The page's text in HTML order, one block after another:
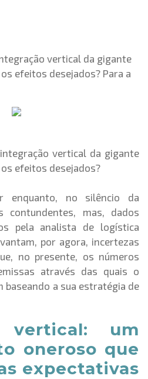
vertical da gigante
efeitos desejados? Para a
vertical da gigante
efeitos desejados?
enquanto, no silêncio da
contundentes, mas, dados
pela analista de logística
por agora, incertezas
no presente, os números
através das quais o
baseando a sua estratégia de
vertical: um
oneroso que
expectativas